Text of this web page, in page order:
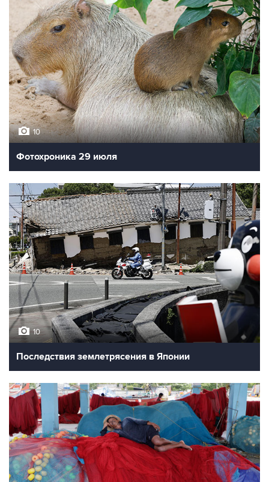
10
Фотохроника 29 июля
10
Последствия землетрясения в Японии